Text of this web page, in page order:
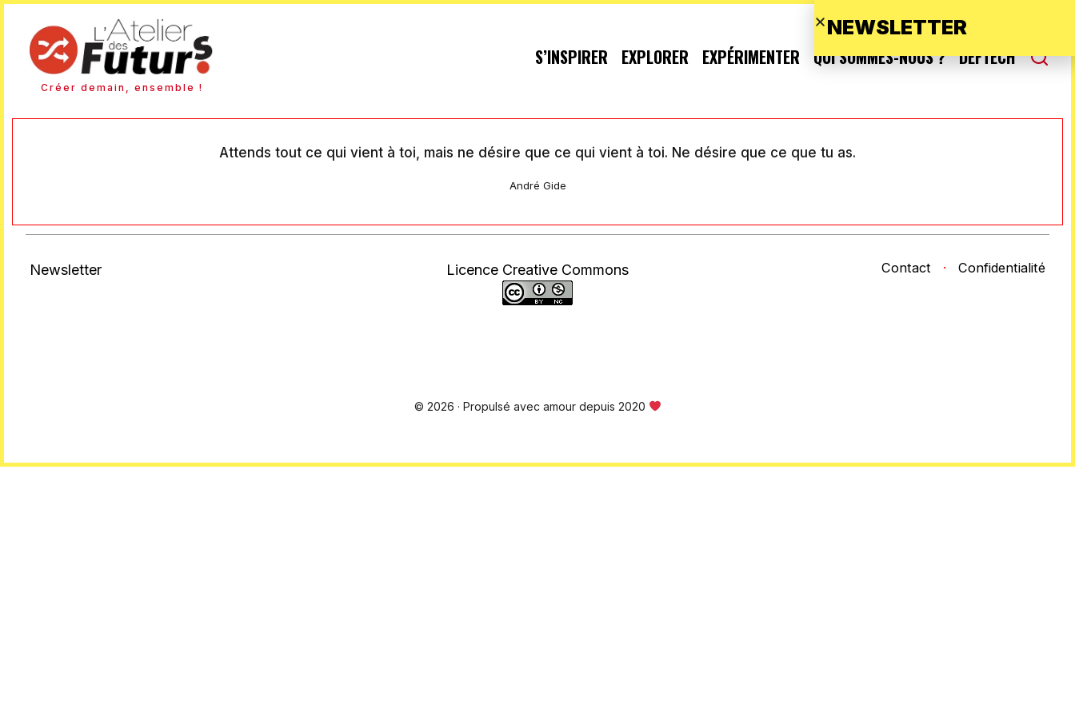
Créer demain, ensemble !
S’INSPIRER EXPLORER EXPÉRIMENTER QUI SOMMES-NOUS ? DEFTECH
Attends tout ce qui vient à toi, mais ne désire que ce qui vient à toi. Ne désire que ce que tu as.
André Gide
Newsletter Licence Creative Commons Contact · Confidentialité
© 2026 · Propulsé avec amour depuis 2020
NEWSLETTER